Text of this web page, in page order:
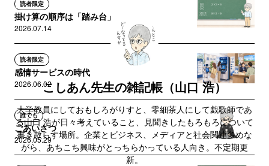
読者限定
掛け算の順序は「踏み台」
2026.07.14
読者限定
感情サービスの時代
2026.06.02
誰でも
ごあいさつ
2026.05.29
こしあん先生の雑記帳（山口 浩）
大学教員にしておもしろがりすと、零細茶人にして戯歌師であ
る山口 浩が日々考えていること、見聞きしたもろもろについて
書き散らす場所。企業とビジネス、メディアと社会関連多めな
がら、あちこち興味がとっちらかっている人向き。不定期更
新。